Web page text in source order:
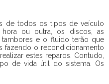
de todos os tipos de veículo
ou outra, os discos, as
tambores e o fluido terão que
fazendo o recondicionamento
estes reparos. Contudo,
de vida útil do sistema. Os